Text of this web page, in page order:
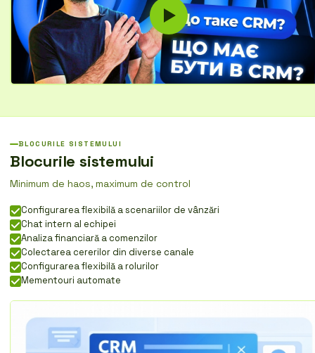
BLOCURILE SISTEMULUI
Blocurile sistemului
Minimum de haos, maximum de control
Configurarea flexibilă a scenariilor de vânzări
Chat intern al echipei
Analiza financiară a comenzilor
Colectarea cererilor din diverse canale
Configurarea flexibilă a rolurilor
Mementouri automate